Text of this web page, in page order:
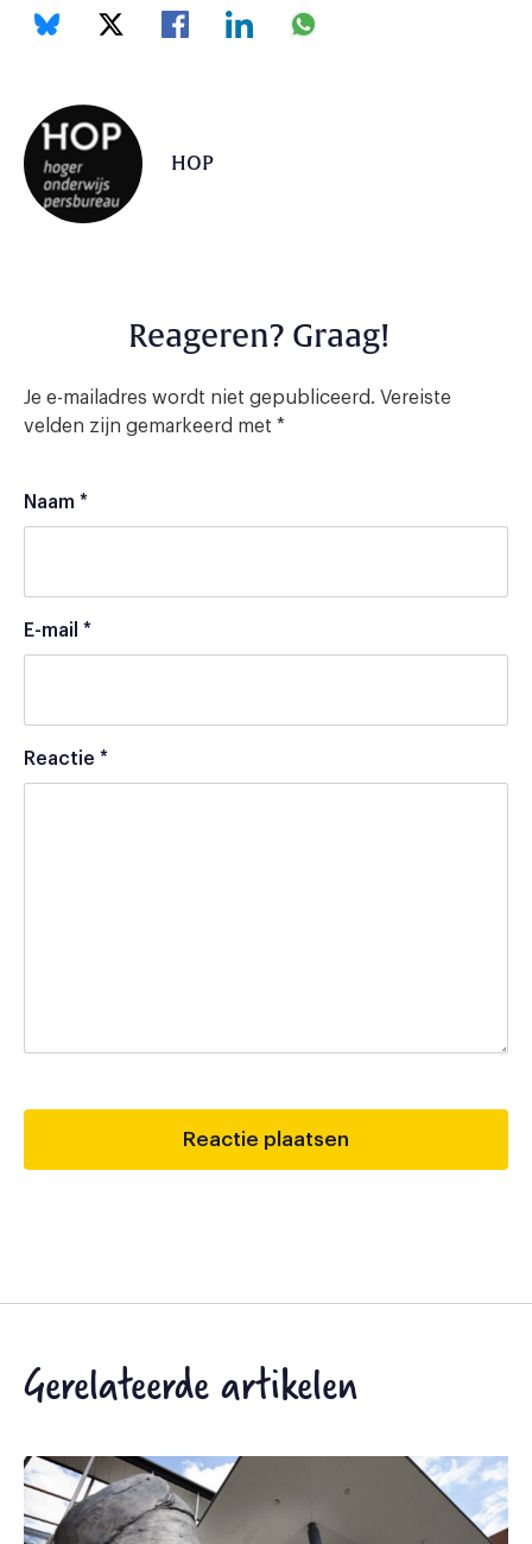
HOP
Reageren? Graag!
Je e-mailadres wordt niet gepubliceerd. Vereiste
velden zijn gemarkeerd met *
Naam *
E-mail *
Reactie *
Gerelateerde artikelen